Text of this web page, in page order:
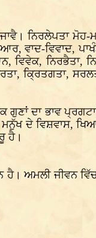
ਨਿਰਲੇਪਤਾ
ਵਾਦ-ਵਿਵਾਦ,
ਨਿਰਭੈਤਾ,
ਕ੍ਰਿਤਗਤਾ,
ਦਾ ਭਾਵ
ਦੇ ਵਿਸ਼ਵਾਸ,
ਹੈ।
ਅਮਲੀ ਜੀਵਨ